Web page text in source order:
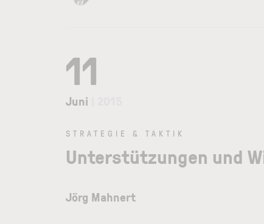
11
Juni
STRATEGIE & TAKTIK
Unterstützungen und
Jörg Mahnert